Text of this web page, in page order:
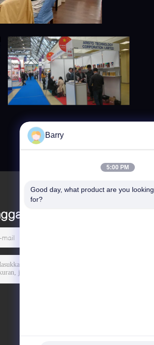
pesan
Barry
5:00 PM
Good day, what product are you looking
for?